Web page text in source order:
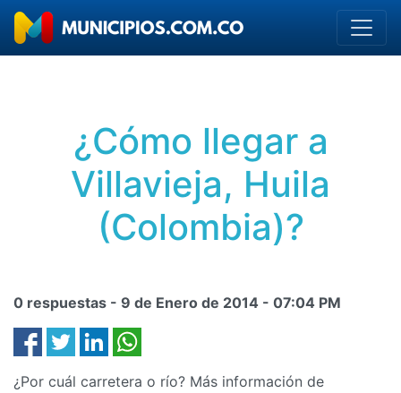
¿Cómo llegar a
Villavieja, Huila
(Colombia)?
0 respuestas - 9 de Enero de 2014 - 07:04 PM
¿Por cuál carretera o río? Más información de